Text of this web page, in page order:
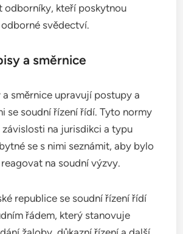
odborníky, kteří poskytnou
svědectví.
a směrnice
směrnice upravují postupy a
se soudní řízení řídí. Tyto normy
na jurisdikci a typu
se s nimi seznámit, aby bylo
na soudní výzvy.
republice se soudní řízení řídí
řádem, který stanovuje